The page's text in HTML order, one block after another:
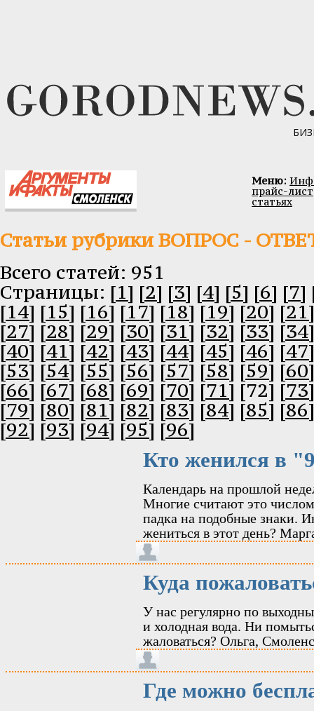
Меню:
прайс-лист
статьях
Статьи рубрики ВОПРОС -
Всего статей: 951
Cтраницы: [1] [2] [3] [4] [5] [6] [7]
[14] [15] [16] [17] [18] [19] [20] [21]
[27] [28] [29] [30] [31] [32] [33] [34]
[40] [41] [42] [43] [44] [45] [46] [47]
[53] [54] [55] [56] [57] [58] [59] [60]
[66] [67] [68] [69] [70] [71] [72] [73]
[79] [80] [81] [82] [83] [84] [85] [86]
[92] [93] [94] [95] [96]
Кто женился в
Календарь на прошлой
Многие считают это
падка на подобные знаки.
жениться в этот день?
Куда
У нас регулярно по
и холодная вода. Ни
жаловаться? Ольга,
Где можно